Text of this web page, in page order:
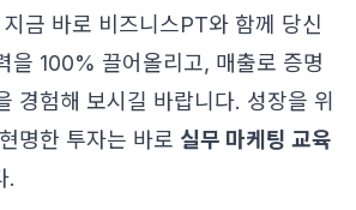
금 바로 비즈니스PT와 함께 당신
을 100% 끌어올리고, 매출로 증명
경험해 보시길 바랍니다. 성장을 위
명한 투자는 바로 실무 마케팅 교육
.